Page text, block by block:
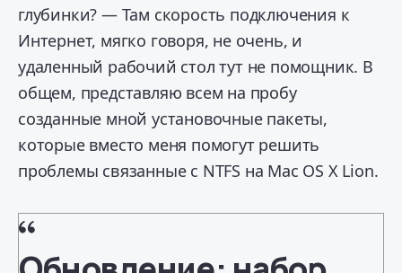
глубинки? — Там скорость подключения к
Интернет, мягко говоря, не очень, и
удаленный рабочий стол тут не помощник. В
общем, представляю всем на пробу
созданные мной установочные пакеты,
которые вместо меня помогут решить
проблемы связанные с NTFS на Mac OS X Lion.